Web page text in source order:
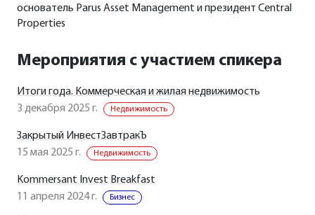
основатель Parus Asset Management и президент Central
Properties
Мероприятия с участием спикера
Итоги года. Коммерческая и жилая недвижимость
3 декабря 2025 г.
Недвижимость
Закрытый ИнвестЗавтракЪ
15 мая 2025 г.
Недвижимость
Kommersant Invest Breakfast
11 апреля 2024 г.
Бизнес